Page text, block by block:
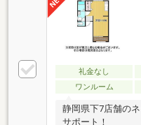
礼金なし
ワンルーム
静岡県下7店舗の
サポート！